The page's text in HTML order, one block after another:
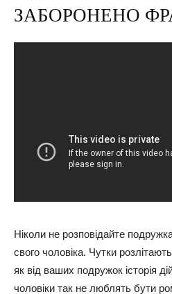
ЗАБОРОНЕНО
Ніколи не розповідайте
свого чоловіка. Чутки
як від ваших подружок історія
чоловіки так не люблять бути